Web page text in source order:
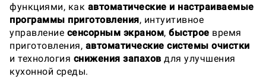
функциями, как автоматические и настраиваемые
программы приготовления, интуитивное
управление сенсорным экраном, быстрое время
приготовления, автоматические системы очистки
и технология снижения запахов для улучшения
кухонной среды.